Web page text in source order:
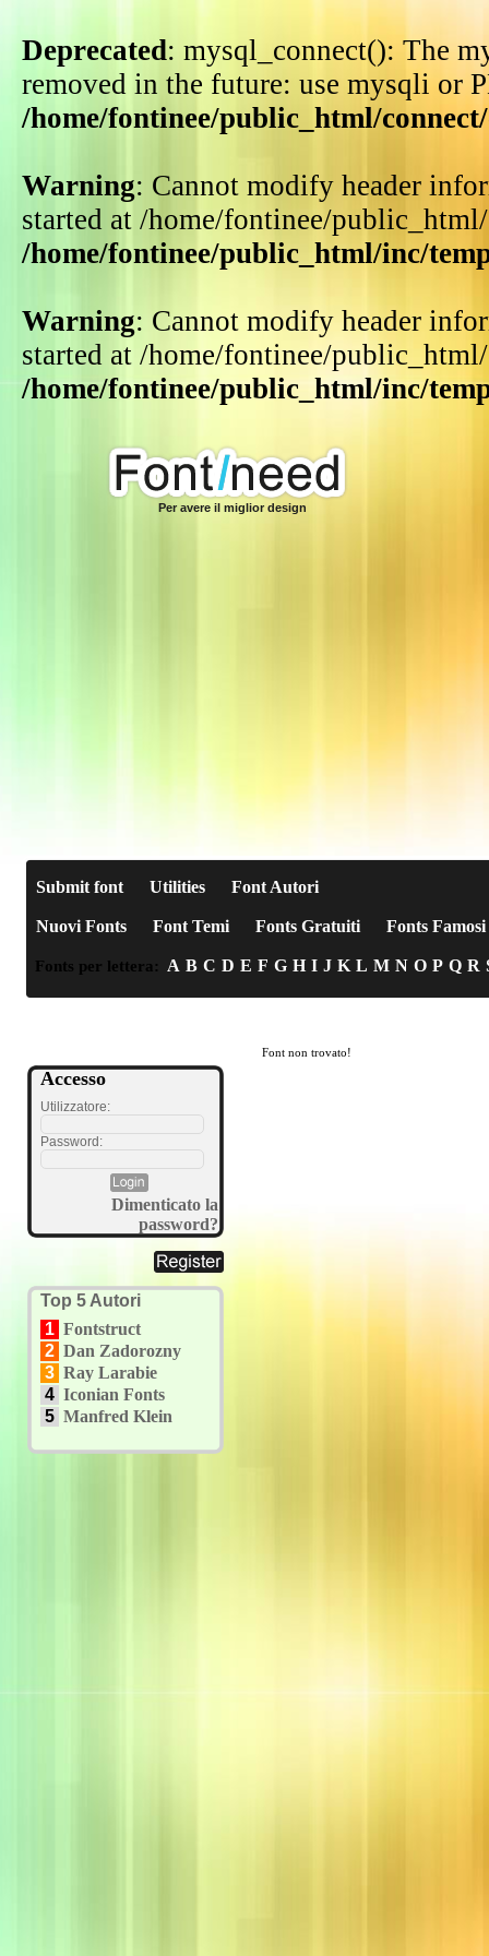
Deprecated: mysql_connect(): The
removed in the future: use mysqli or
/home/fontinee/public_html/
Warning: Cannot modify header
started at /home/fontinee/
/home/fontinee/public_html/inc/
Warning: Cannot modify header
started at /home/fontinee/
/home/fontinee/public_html/inc/
Per avere il miglior design
Submit font Utilities Font Autori
Nuovi Fonts Font Temi Fonts Gratuiti Fonts Famosi
Fonts per lettera: A B C D E F G H I J K L M N O P Q R
Accesso
Utilizzatore:
Password:
Dimenticato la
password?
Top 5 Autori
1 Fontstruct
2 Dan Zadorozny
3 Ray Larabie
4 Iconian Fonts
5 Manfred Klein
Font non trovato!